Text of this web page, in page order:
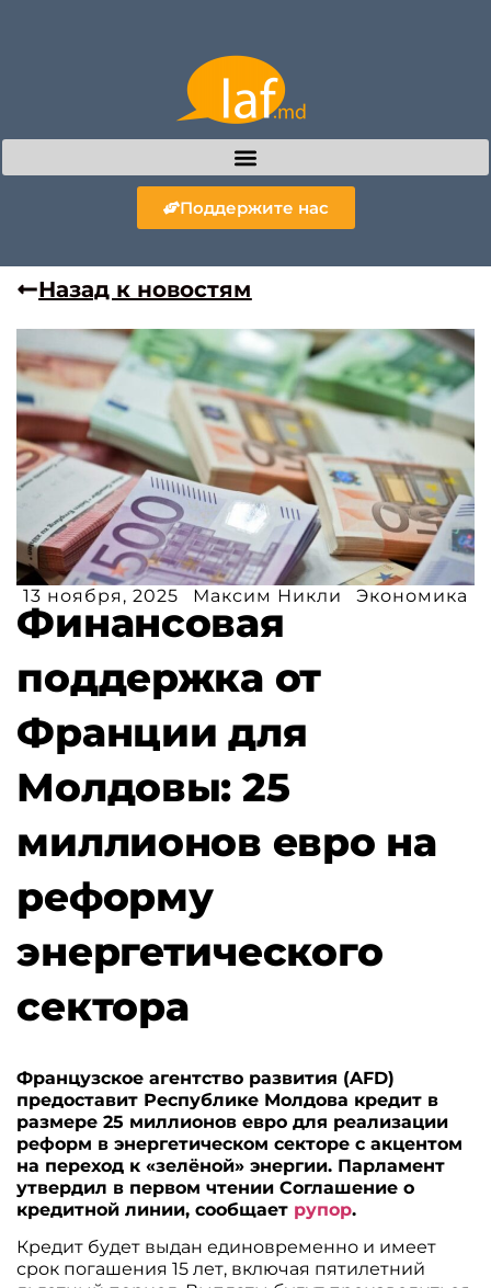
Поддержите нас
Назад к новостям
13 ноября, 2025 Максим Никли Экономика
Финансовая
поддержка от
Франции для
Молдовы: 25
миллионов евро на
реформу
энергетического
сектора
Французское агентство развития (AFD)
предоставит Республике Молдова кредит в
размере 25 миллионов евро для реализации
реформ в энергетическом секторе с акцентом
на переход к «зелёной» энергии. Парламент
утвердил в первом чтении Соглашение о
кредитной линии, сообщает рупор.
Кредит будет выдан единовременно и имеет
срок погашения 15 лет, включая пятилетний